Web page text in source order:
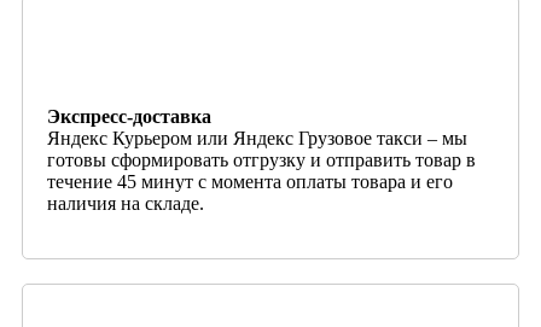
Экспресс-доставка
Яндекс Курьером или Яндекс Грузовое такси – мы
готовы сформировать отгрузку и отправить товар в
течение 45 минут с момента оплаты товара и его
наличия на складе.